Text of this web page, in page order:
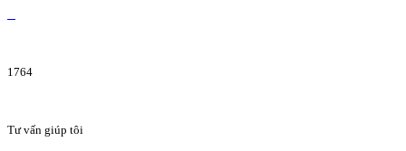
1764
Tư vấn giúp tôi